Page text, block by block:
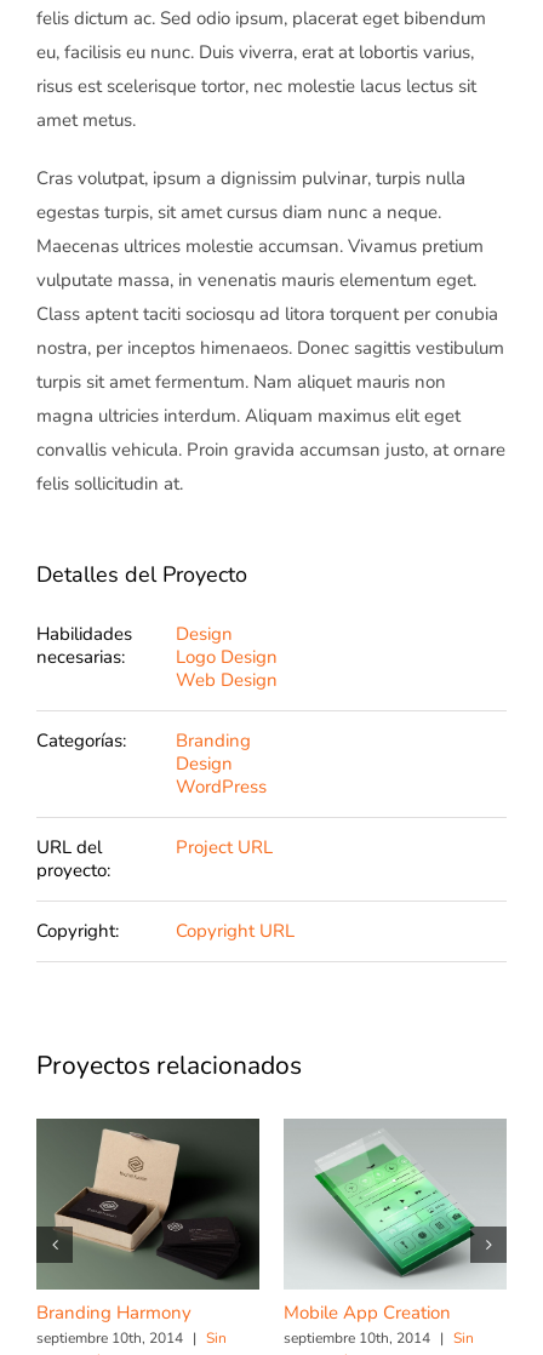
felis dictum ac. Sed odio ipsum, placerat eget bibendum
eu, facilisis eu nunc. Duis viverra, erat at lobortis varius,
risus est scelerisque tortor, nec molestie lacus lectus sit
amet metus.
Cras volutpat, ipsum a dignissim pulvinar, turpis nulla
egestas turpis, sit amet cursus diam nunc a neque.
Maecenas ultrices molestie accumsan. Vivamus pretium
vulputate massa, in venenatis mauris elementum eget.
Class aptent taciti sociosqu ad litora torquent per conubia
nostra, per inceptos himenaeos. Donec sagittis vestibulum
turpis sit amet fermentum. Nam aliquet mauris non
magna ultricies interdum. Aliquam maximus elit eget
convallis vehicula. Proin gravida accumsan justo, at ornare
felis sollicitudin at.
Detalles del Proyecto
Habilidades
necesarias:
Design
Logo Design
Web Design
Categorías:
Branding
Design
WordPress
URL del
proyecto:
Project URL
Copyright: Copyright URL
Proyectos relacionados
Branding Harmony
septiembre 10th, 2014 | Sin
Mobile App Creation
septiembre 10th, 2014 | Sin